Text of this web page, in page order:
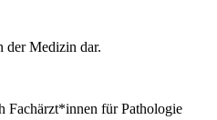
der Medizin dar.
Fachärzt*innen für Pathologie